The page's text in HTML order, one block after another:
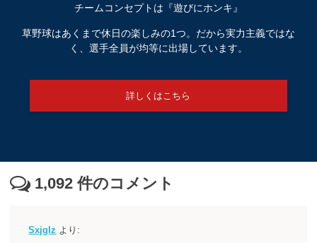
チームコンセプトは『遊びにホンキ』
草野球はあくまで休日の楽しみの1つ。だから実力主義ではな
く、選手全員が均等に出場しています。
詳しくはこちら
1,092 件のコメント
Sxjglz より: